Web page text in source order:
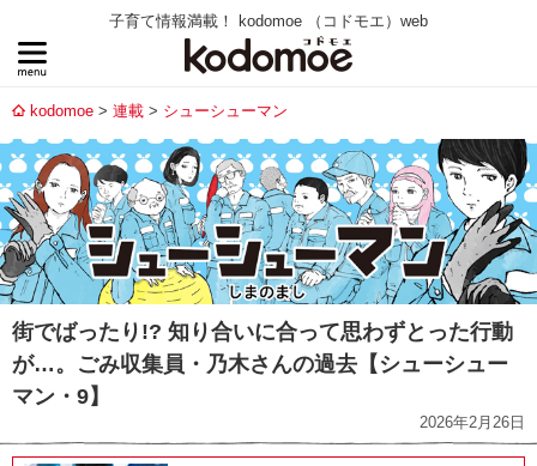
子育て情報満載！ kodomoe （コドモエ）web
kodomoe 連載 シューシューマン
街でばったり!? 知り合いに合って思わずとった行動
が…。ごみ収集員・乃木さんの過去【シューシュー
マン・9】
2026年2月26日